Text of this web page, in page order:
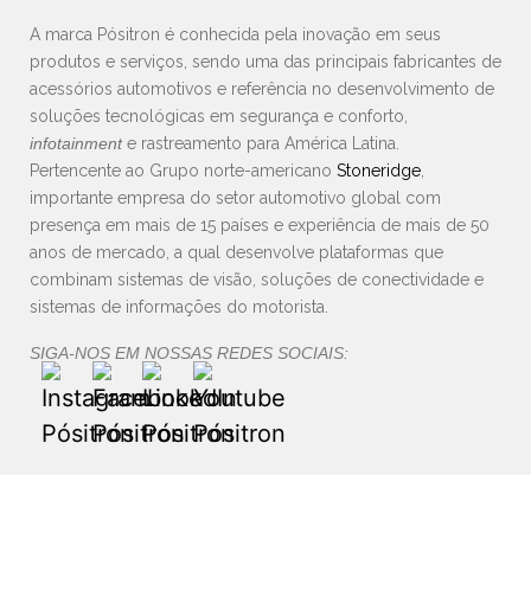
A marca Pósitron é conhecida pela inovação em seus
produtos e serviços, sendo uma das principais fabricantes de
acessórios automotivos e referência no desenvolvimento de
soluções tecnológicas em segurança e conforto,
infotainmente rastreamento para América Latina.
Pertencente ao Grupo norte-americano Stoneridge
importante empresa do setor automotivo global com
presença em mais de 15 países e experiência de mais de 50
anos de mercado, a qual desenvolve plataformas que
combinam sistemas de visão, soluções de conectividade e
sistemas de informações do motorista.
SIGA-NOS EM NOSSAS REDES SOCIAIS: